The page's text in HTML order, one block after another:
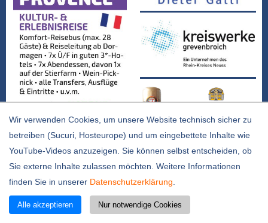
Wir verwenden Cookies, um unsere Website technisch sicher zu
betreiben (Sucuri, Hosteurope) und um eingebettete Inhalte wie
YouTube-Videos anzuzeigen. Sie können selbst entscheiden, ob
Sie externe Inhalte zulassen möchten. Weitere Informationen
finden Sie in unserer Datenschutzerklärung
Alle akzeptieren Nur notwendige Cookies